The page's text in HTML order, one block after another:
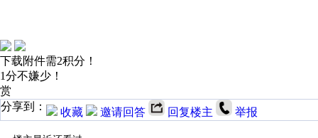
下载附件需2积分！
1分不嫌少！
赏
分享到：
收藏 邀请回答 回复楼主 举报